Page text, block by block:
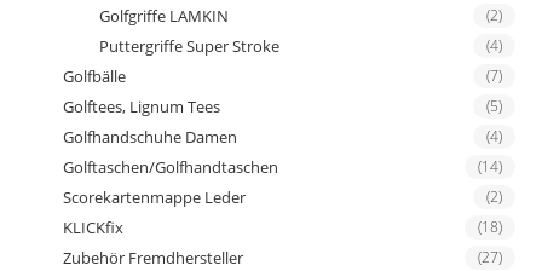
Golfgriffe LAMKIN (2)
Puttergriffe Super Stroke (4)
Golfbälle (7)
Golftees, Lignum Tees (5)
Golfhandschuhe Damen (4)
Golftaschen/Golfhandtaschen (14)
Scorekartenmappe Leder (2)
KLICKfix (18)
Zubehör Fremdhersteller (27)